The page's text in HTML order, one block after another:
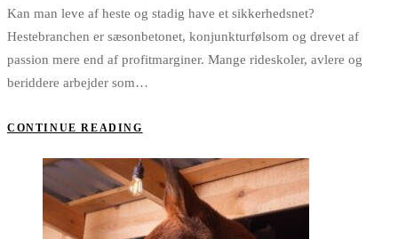
Kan man leve af heste og stadig have et sikkerhedsnet?
Hestebranchen er sæsonbetonet, konjunkturfølsom og drevet af
passion mere end af profitmarginer. Mange rideskoler, avlere og
beriddere arbejder som…
CONTINUE READING